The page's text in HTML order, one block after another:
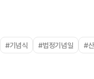
#기념식 #법정기념일 #